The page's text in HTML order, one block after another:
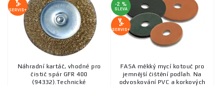
SERVIS+
Náhradní kartáč, vhodné pro
čistič spár GFR 400
(94332).Technické
-2 %
SLEVA
SERVIS+
FASA měkký mycí kotouč pro
jemnější čištění podlah. Na
odvoskování PVC a korkových